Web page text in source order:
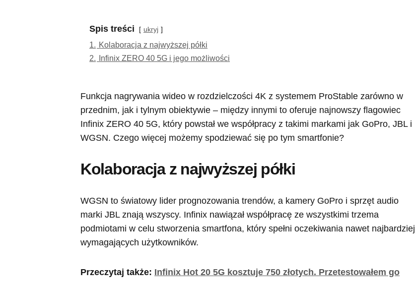
Spis treści ukryj
1. Kolaboracja z najwyższej półki
2. Infinix ZERO 40 5G i jego możliwości
Funkcja nagrywania wideo w rozdzielczości 4K z systemem ProStable zarówno w
przednim, jak i tylnym obiektywie – między innymi to oferuje najnowszy flagowiec
Infinix ZERO 40 5G, który powstał we współpracy z takimi markami jak GoPro, JBL i
WGSN. Czego więcej możemy spodziewać się po tym smartfonie?
Kolaboracja z najwyższej półki
WGSN to światowy lider prognozowania trendów, a kamery GoPro i sprzęt audio
marki JBL znają wszyscy. Infinix nawiązał współpracę ze wszystkimi trzema
podmiotami w celu stworzenia smartfona, który spełni oczekiwania nawet najbardziej
wymagających użytkowników.
Przeczytaj także: Infinix Hot 20 5G kosztuje 750 złotych. Przetestowałem go